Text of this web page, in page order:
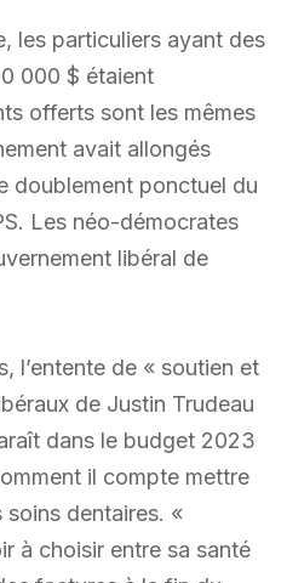
les particuliers ayant des
000 $ étaient
offerts sont les mêmes
avait allongés
doublement ponctuel du
Les néo-démocrates
libéral de
l’entente de « soutien et
de Justin Trudeau
dans le budget 2023
il compte mettre
soins dentaires. «
à choisir entre sa santé